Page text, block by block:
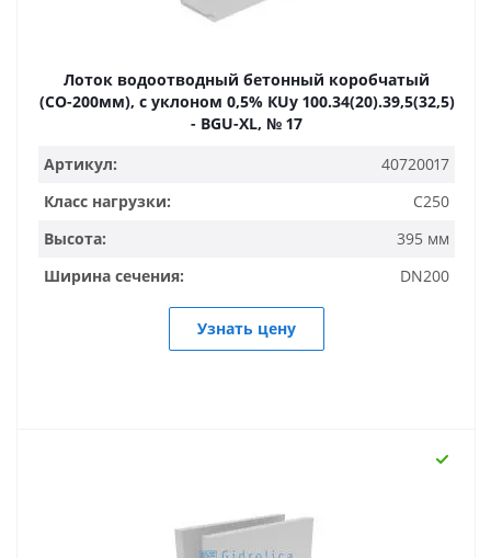
Лоток водоотводный бетонный коробчатый
(СО-200мм), с уклоном 0,5% КUу 100.34(20).39,5(32,5)
- BGU-XL, № 17
Артикул:
40720017
Класс нагрузки:
C250
Высота:
395 мм
Ширина сечения:
DN200
Узнать цену